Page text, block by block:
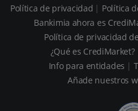
Política de privacidad
Política
Bankimia ahora es
Política de privacidad
¿Qué es CrediMarket?
Info para entidades
Añade nuestros